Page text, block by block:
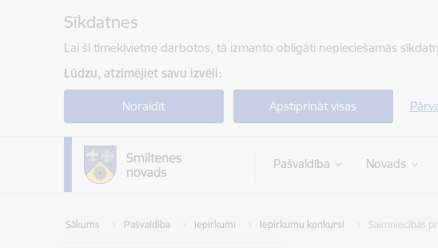
Sīkdatnes
Lai šī tīmekļvietne darbotos, tā izmanto obligāti nepieciešamās
Lūdzu, atzīmējiet savu izvēli:
Noraidīt Apstiprināt visas
Pašvaldība Novads
Sākums Pašvaldība Iepirkumi Iepirkumu konkursi Saimniecības